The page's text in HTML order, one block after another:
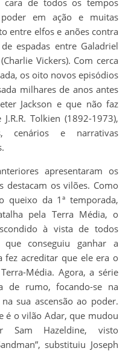
em ação e muitas
entre elfos e anões contra
espadas entre Galadriel
Vickers). Com cerca
os oito novos episódios
milhares de anos antes
Jackson e que não faz
Tolkien (1892-1973),
cenários e narrativas
apresentaram os
destacam os vilões. Como
da 1ª temporada,
pela Terra Média, o
à vista de todos
conseguiu ganhar a
fez acreditar que ele era o
Média. Agora, a série
de rumo, focando-se na
sua ascensão ao poder.
é o vilão Adar, que mudou
Hazeldine, visto
substituiu Joseph